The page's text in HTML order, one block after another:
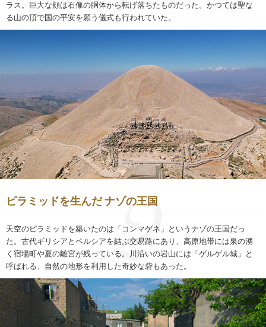
ラス。巨大な顔は石像の胴体から転げ落ちたものだった。かつては聖な
る山の頂で国の平安を願う儀式も行われていた。
ピラミッドを生んだ ナゾの王国
天空のピラミッドを築いたのは「コンマゲネ」というナゾの王国だっ
た。古代ギリシアとペルシアを結ぶ交易路にあり、高原地帯には泉の湧
く宿場町や夏の離宮が残っている。川沿いの岩山には「ゲルゲル城」と
呼ばれる、自然の地形を利用した奇妙な砦もあった。